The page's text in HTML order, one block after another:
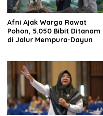
Afni Ajak Warga Rawat
Pohon, 5.050 Bibit Ditanam
di Jalur Mempura-Dayun